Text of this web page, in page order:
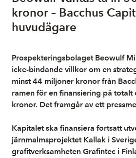
kronor – Bacchus
huvudägare
Prospekteringsbolaget Beowulf
icke-bindande villkor om en
minst 44 miljoner kronor från
ramen för en finansiering på
kronor. Det framgår av ett
Kapitalet ska finansiera fortsatt
järnmalmsprojektet Kallak i
grafitverksamheten Grafintec i